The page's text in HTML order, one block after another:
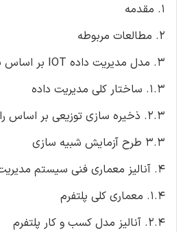
1. مقدمه
2. مطالعات مربوطه
3. مدل مدیریت داده IOT بر اساس بلاک چین و رایانش لبه
1.3. ساختار کلی مدیریت داده
2.3. ذخیره سازی توزیعی بر اساس رایانش لبه
3.3 طرح آزمایش شبیه سازی
4. آنالیز معماری فنی سیستم مدیریت سرویس مالی
1.4. معماری کلی پلتفرم
2.4. آنالیز مدل کسب و کار پلتفرم